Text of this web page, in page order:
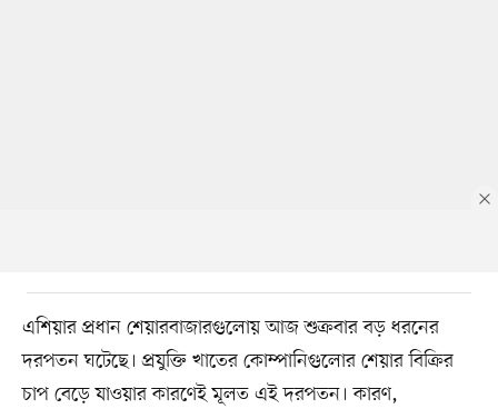
এশিয়ার প্রধান শেয়ারবাজারগুলোয় আজ শুক্রবার বড় ধরনের
দরপতন ঘটেছে। প্রযুক্তি খাতের কোম্পানিগুলোর শেয়ার বিক্রির
চাপ বেড়ে যাওয়ার কারণেই মূলত এই দরপতন। কারণ,